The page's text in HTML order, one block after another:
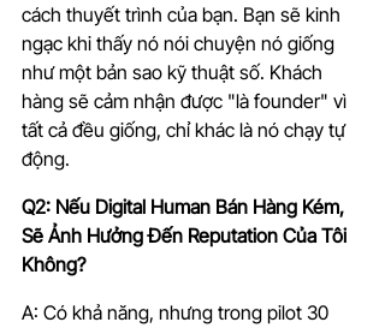
cách thuyết trình của bạn. Bạn sẽ kinh
ngạc khi thấy nó nói chuyện nó giống
như một bản sao kỹ thuật số. Khách
hàng sẽ cảm nhận được "là founder" vì
tất cả đều giống, chỉ khác là nó chạy tự
động.
Q2: Nếu Digital Human Bán Hàng Kém,
Sẽ Ảnh Hưởng Đến Reputation Của Tôi
Không?
A: Có khả năng, nhưng trong pilot 30